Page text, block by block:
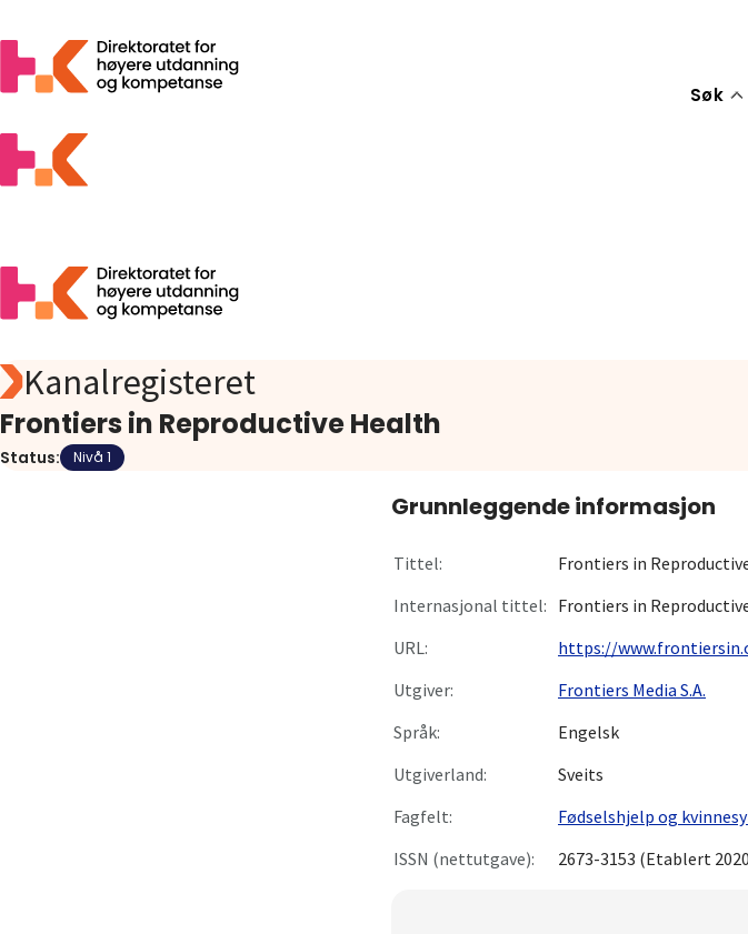
Søk
Søk
Åpen tilgang
Statistikk
Kanalregisteret
Frontiers in Reproductive Health
Status: Nivå 1
Grunnleggende informasjon
Tittel:
Frontiers in
Internasjonal tittel: Frontiers in
URL:
https://
Utgiver:
Frontiers Media S.A.
Språk:
Engelsk
Utgiverland:
Sveits
Fagfelt:
Fødselshjelp og
ISSN (nettutgave):
2673-3153 (Etablert